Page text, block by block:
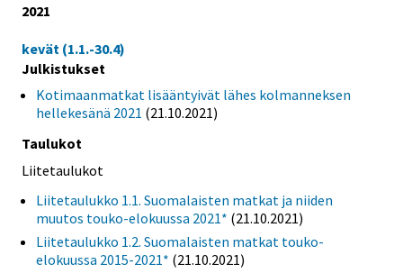
2021
kevät (1.1.-30.4)
Julkistukset
Kotimaanmatkat lisääntyivät lähes kolmanneksen
hellekesänä 2021 (21.10.2021)
Taulukot
Liitetaulukot
Liitetaulukko 1.1. Suomalaisten matkat ja niiden
muutos touko-elokuussa 2021* (21.10.2021)
Liitetaulukko 1.2. Suomalaisten matkat touko-
elokuussa 2015-2021* (21.10.2021)